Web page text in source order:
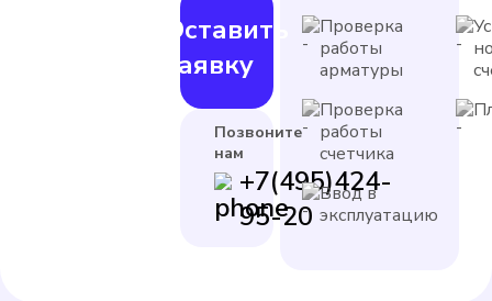
Проверка
работы
арматуры
Проверка
работы
счетчика
Ввод в
эксплуатацию
Оставить
заявку
Позвоните
нам
+7(495)424-
95-20